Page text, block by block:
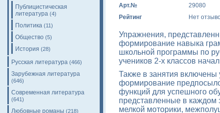
Публицистическая
литература (4)
Политика (11)
Общество (5)
История (28)
Русская литература (466)
Зарубежная литература
(646)
Современная литература
(641)
Любовные романы (218)
Арт.№
29080
Рейтинг
Нет
Упражнения,
формирование навыка
школьной программы по
учеников 2-х классов
Также в занятия
формирование
функций для успешного
представленные в каждом
мелкой моторики,